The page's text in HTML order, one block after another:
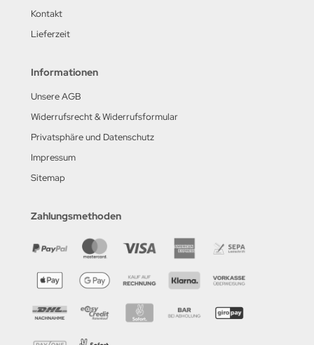
Kontakt
Lieferzeit
Informationen
Unsere AGB
Widerrufsrecht & Widerrufsformular
Privatsphäre und Datenschutz
Impressum
Sitemap
Zahlungsmethoden